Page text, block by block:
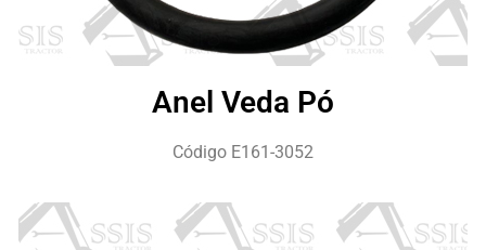
Anel Veda Pó
Código E161-3052